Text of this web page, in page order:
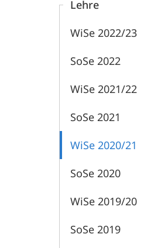
Lehre
WiSe 2022/23
SoSe 2022
WiSe 2021/22
SoSe 2021
WiSe 2020/21
SoSe 2020
WiSe 2019/20
SoSe 2019